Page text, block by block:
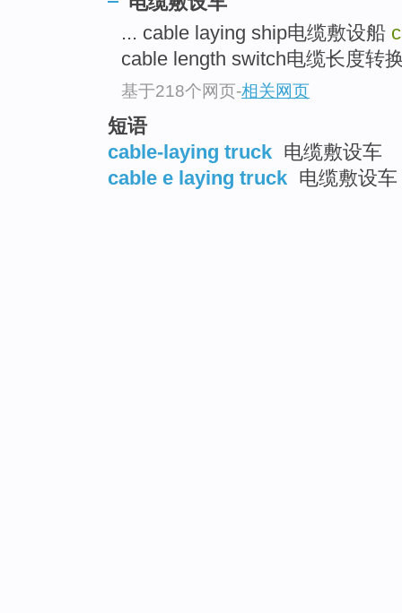
... cable laying ship电缆敷设船
cable length switch电缆长度转
基于218个网页-相关网页
短语
cable-laying truck 电缆敷设车
cable e laying truck 电缆敷设车